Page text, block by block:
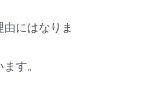
にはなりま
す。